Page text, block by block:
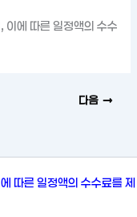
이에 따른 일정액의 수수
다음
따른 일정액의 수수료를 제